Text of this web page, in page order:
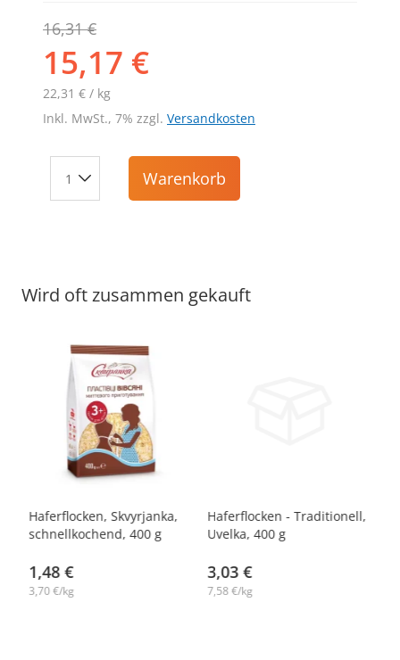
16,31 €
15,17 €
22,31 € / kg
Inkl. MwSt., 7% zzgl. Versandkosten
Warenkorb
Wird oft zusammen gekauft
Haferflocken, Skvyrjanka,
schnellkochend, 400 g
1,48 €
3,70 €/kg
Haferflocken - Traditionell,
Uvelka, 400 g
3,03 €
7,58 €/kg